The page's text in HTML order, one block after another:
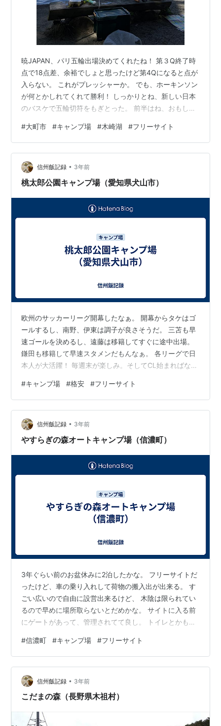
暁JAPAN、パリ五輪出場決めてくれたね！ 第３Q終了時
点で18点差、余裕でしょと思ったけど第4Qになると点が
入らない。 これがプレッシャーか。 でも、ホーキンソン
が何とかしれてくれて勝利！ しっかりとね、新しい日本
のバスケで五輪切符をもぎとった。 前半はね、おもしろ
決めてくれよ！ 木崎湖キャンプ場での設営 全てフリーサ
イト。 松林が多く、木陰が多い。 アリがいっぱいいるけ
ど、それ以外の虫は少な目だった。 ペグは刺しやすいぐ
らいの土の堅さだった。 駐車場から荷物運ぶにはキャリ
ーカー欲しいね。 張る場所によっては結構遠くなるし。
#大町市 #キャンプ場 #木崎湖 #フリーサイト
信州飯記録 • 3年前
桃太郎公園キャンプ場（愛知県犬山市）
欧州のサッカーリーグ開幕したなぁ。 開幕からタケはゴ
ールするし、南野、伊東は調子が良さそうだ。 三苫も早
速ゴールを決めるし、遠藤は移籍してすぐに途中出場。
鎌田も移籍して早速スタメンだもんなぁ。 各リーグで日
本人が大活躍！ 毎週末が楽しみ。そしてCL始まればなお
この頃は無料とか500円とか安いキャンプ場を探して行
ってたなぁ。 安いキャンプ場は得てしてマナーが悪い場
合が多い。 ここもその一つ。 GWに行ったんだけど、 炊
事場は残飯流しまくって排水溝詰まって水があふれ、 外
人は夜更けまで騒がしい。 設営エリアは広いので、遠く
#キャンプ場 #格安 #フリーサイト
信州飯記録 • 3年前
やすらぎの森オートキャンプ場（信濃町）
3年ぐらい前のお盆休みに2泊したかな。 フリーサイトだ
ったけど、車の乗り入れして荷物の搬入出が出来る。 す
ごい広いので自由に設営出来るけど、 木陰は限られてい
るので早めに場所取らないとだめかな。 サイトに入る前
にゲートがあって、管理されてて良し。 トイレとかもき
しかったなぁ。 まぁ、直射日光はもちろん暑いけど。 周
辺は苗名の滝とか、野尻湖とか。 信濃町はとうもろこし
が有名でそれを食べたりしたり、 苗名の滝の流しそうめ
んは、水がキーンとして思いのほかおいしかったな。 結
構快適なサイトだったイメージ。 まだ1回しか行ったこと
#信濃町 #キャンプ場 #フリーサイト
信州飯記録 • 3年前
こだまの森（長野県木祖村）